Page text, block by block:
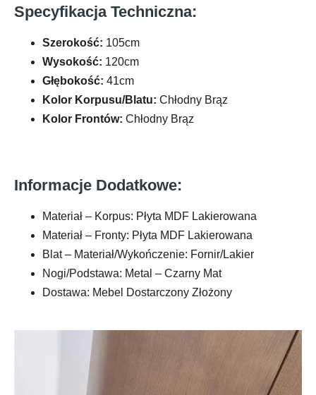
Specyfikacja Techniczna:
Szerokość: 105cm
Wysokość: 120cm
Głębokość: 41cm
Kolor Korpusu/Blatu: Chłodny Brąz
Kolor Frontów: Chłodny Brąz
Informacje Dodatkowe:
Materiał – Korpus: Płyta MDF Lakierowana
Materiał – Fronty: Płyta MDF Lakierowana
Blat – Materiał/Wykończenie: Fornir/Lakier
Nogi/Podstawa: Metal – Czarny Mat
Dostawa: Mebel Dostarczony Złożony